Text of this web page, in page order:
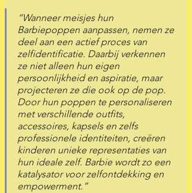
“Wanneer meisjes hun
Barbiepoppen aanpassen, nemen ze
deel aan een actief proces van
zelfidentificatie. Daarbij verkennen
ze niet alleen hun eigen
persoonlijkheid en aspiratie, maar
projecteren ze die ook op de pop.
Door hun poppen te personaliseren
met verschillende outfits,
accessoires, kapsels en zelfs
professionele identiteiten, creëren
kinderen unieke representaties van
hun ideale zelf. Barbie wordt zo een
katalysator voor zelfontdekking en
empowerment.”